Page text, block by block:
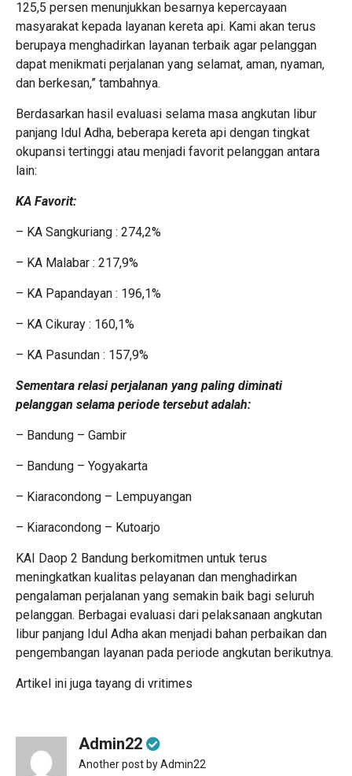
125,5 persen menunjukkan besarnya kepercayaan
masyarakat kepada layanan kereta api. Kami akan terus
berupaya menghadirkan layanan terbaik agar pelanggan
dapat menikmati perjalanan yang selamat, aman, nyaman,
dan berkesan,” tambahnya.
Berdasarkan hasil evaluasi selama masa angkutan libur
panjang Idul Adha, beberapa kereta api dengan tingkat
okupansi tertinggi atau menjadi favorit pelanggan antara
lain:
KA Favorit:
– KA Sangkuriang : 274,2%
– KA Malabar : 217,9%
– KA Papandayan : 196,1%
– KA Cikuray : 160,1%
– KA Pasundan : 157,9%
Sementara relasi perjalanan yang paling diminati
pelanggan selama periode tersebut adalah:
– Bandung – Gambir
– Bandung – Yogyakarta
– Kiaracondong – Lempuyangan
– Kiaracondong – Kutoarjo
KAI Daop 2 Bandung berkomitmen untuk terus
meningkatkan kualitas pelayanan dan menghadirkan
pengalaman perjalanan yang semakin baik bagi seluruh
pelanggan. Berbagai evaluasi dari pelaksanaan angkutan
libur panjang Idul Adha akan menjadi bahan perbaikan dan
pengembangan layanan pada periode angkutan berikutnya.
Artikel ini juga tayang di vritimes
Admin22
Another post by Admin22